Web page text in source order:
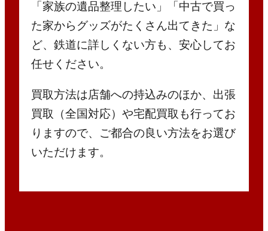
「家族の遺品整理したい」「中古で買っ
た家からグッズがたくさん出てきた」な
ど、鉄道に詳しくない方も、安心してお
任せください。
買取方法は店舗への持込みのほか、出張
買取（全国対応）や宅配買取も行ってお
りますので、ご都合の良い方法をお選び
いただけます。